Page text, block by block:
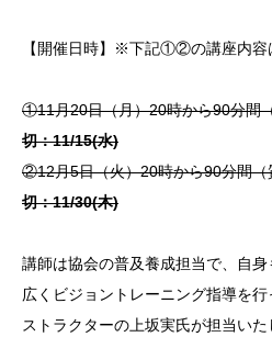
【開催日時】※下記①②の講座内容
①11月20日（月）20時から90分間
切：11/15(水)
②12月5日（火）20時から90分間（
切：11/30(木)
講師は協会の普及養成担当で、自
広くビジョントレーニング指導を
ストラクターの上坂実氏が担当いた